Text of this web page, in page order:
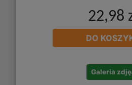
22,98
DO
Galeria